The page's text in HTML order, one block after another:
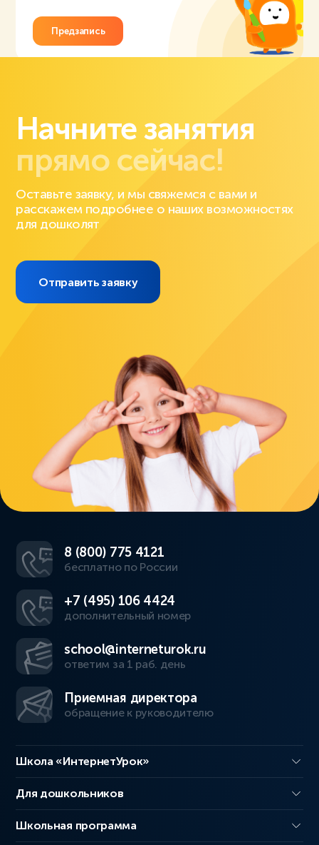
Предзапись
Начните занятия
прямо сейчас!
Оставьте заявку, и мы свяжемся с вами и
расскажем подробнее о наших возможностях
для дошколят
Отправить заявку
8 (800) 775 4121
бесплатно по России
+7 (495) 106 4424
дополнительный номер
school@interneturok.ru
ответим за 1 раб. день
Приемная директора
обращение к руководителю
Школа «ИнтернетУрок»
Для дошкольников
Школьная программа